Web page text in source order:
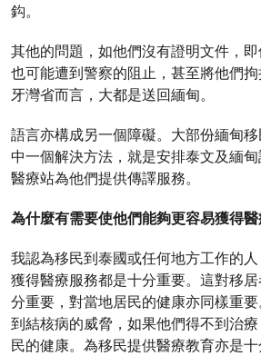
鈎。
其他的問題，如他們沒有證明文件，即
也可能遭到警察的阻止，甚至將他們
牙灣省而言，大都是送回緬甸。
語言亦構成另一個障礙。大部份緬甸
中一個解決方法，就是安排泰文及緬
醫療站為他們提供傳譯服務。
為什麼有需要使他們能夠更容易獲得醫
我認為移民到泰國或任何地方工作的
獲得醫療服務都是十分重要。這對移
分重要，對當地居民的健康亦同樣重
到結核病的威脅，如果他們得不到治
民的健康。為移民提供醫療教育亦是